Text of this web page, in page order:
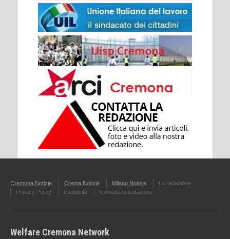
Cremona Notizie Crema Notizie Milano Notizie
La redazione
Privacy Policy
Pubblicità Contatta la redazione
Welfare Cremona Network